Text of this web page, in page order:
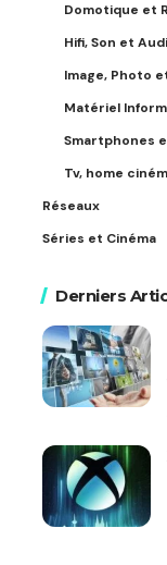
Domotique et
Hifi, Son et
Image, Photo
Matériel
Smartphones
Tv, home
Réseaux
Séries et Cinéma
Derniers